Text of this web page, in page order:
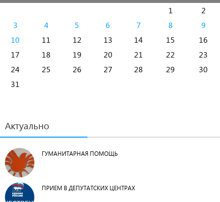
1
2
3
4 5 6 7 8
9
10
11 12 13 14 15
16
17
18 19 20 21 22
23
24
25 26 27 28 29
30
31
Актуально
ГУМАНИТАРНАЯ ПОМОЩЬ
ПРИЕМ В ДЕПУТАТСКИХ ЦЕНТРАХ